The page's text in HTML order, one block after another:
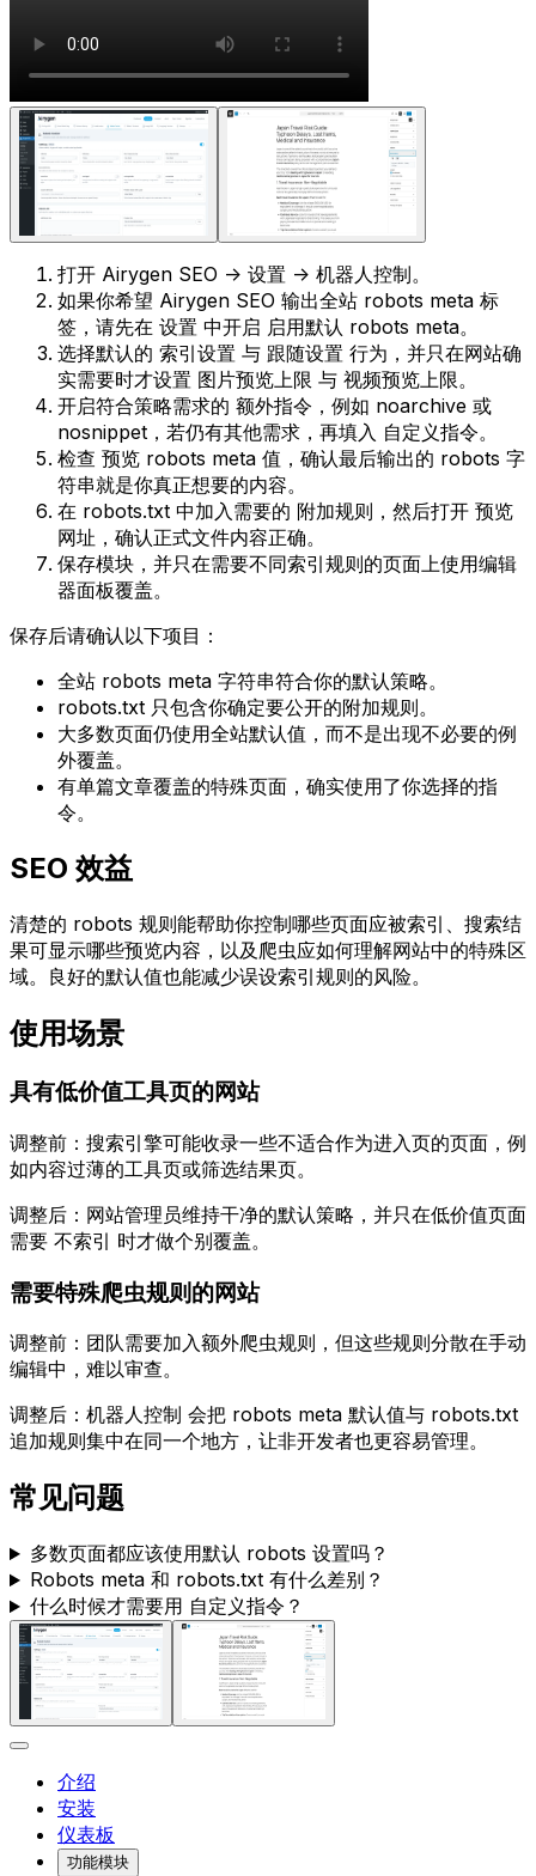
打开 Airygen SEO -> 设置 -> 机器人控制。
如果你希望 Airygen SEO 输出全站 robots meta 标
签，请先在 设置 中开启 启用默认 robots meta。
选择默认的 索引设置 与 跟随设置 行为，并只在网站确
实需要时才设置 图片预览上限 与 视频预览上限。
开启符合策略需求的 额外指令 ，例如 noarchive 或
nosnippet ，若仍有其他需求，再填入 自定义指令。
检查 预览 robots meta 值 ，确认最后输出的 robots 字
符串就是你真正想要的内容。
在 robots.txt 中加入需要的 附加规则 ，然后打开 预览
网址 ，确认正式文件内容正确。
保存模块，并只在需要不同索引规则的页面上使用编辑
器面板覆盖。
保存后请确认以下项目：
全站 robots meta 字符串符合你的默认策略。
robots.txt 只包含你确定要公开的附加规则。
大多数页面仍使用全站默认值，而不是出现不必要的例
外覆盖。
有单篇文章覆盖的特殊页面，确实使用了你选择的指
令。
SEO 效益
清楚的 robots 规则能帮助你控制哪些页面应被索引、搜索结
果可显示哪些预览内容，以及爬虫应如何理解网站中的特殊区
域。良好的默认值也能减少误设索引规则的风险。
使用场景
具有低价值工具页的网站
调整前：搜索引擎可能收录一些不适合作为进入页的页面，例
如内容过薄的工具页或筛选结果页。
调整后：网站管理员维持干净的默认策略，并只在低价值页面
需要 不索引 时才做个别覆盖。
需要特殊爬虫规则的网站
调整前：团队需要加入额外爬虫规则，但这些规则分散在手动
编辑中，难以审查。
调整后： 机器人控制 会把 robots meta 默认值与 robots.txt
追加规则集中在同一个地方，让非开发者也更容易管理。
常见问题
多数页面都应该使用默认 robots 设置吗？
Robots meta 和 robots.txt有什么差别？
什么时候才需要用 自定义指令 ？
介绍
安装
仪表板
功能模块